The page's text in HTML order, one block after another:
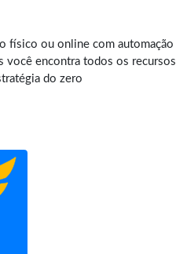
físico ou online com automação
você encontra todos os recursos
do zero